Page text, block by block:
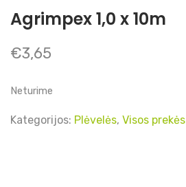
Agrimpex 1,0 x 10m
€3,65
Neturime
Kategorijos: Plėvelės, Visos prekės